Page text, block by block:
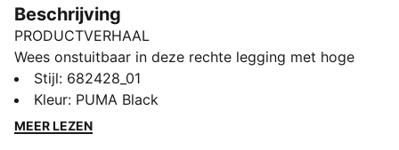
Beschrijving
PRODUCTVERHAAL
Wees onstuitbaar in deze rechte legging met hoge
taille. Met de elegante PUMA-branding en elastische
tailleband is hij perfect voor elk avontuur. Geef je over
aan de PUMA-spirit en laat elke beweging tellen.
Stijl: 682428_01
Kleur: PUMA Black
MEER LEZEN